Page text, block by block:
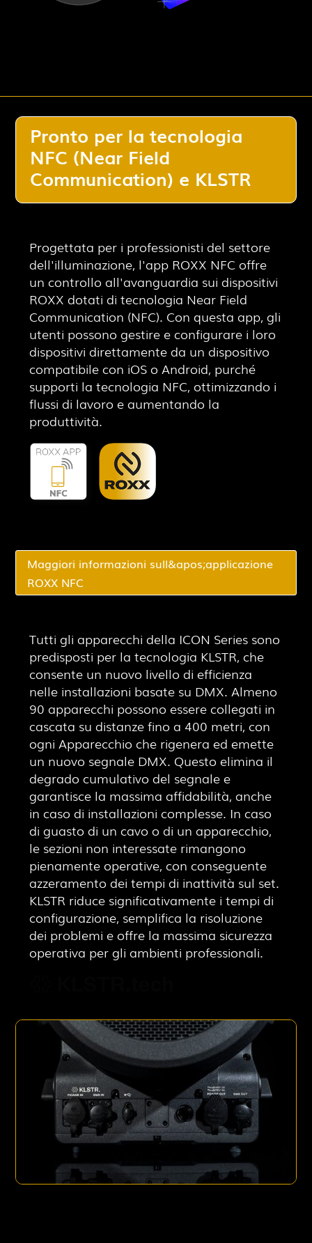
Pronto per la tecnologia
NFC (Near Field
Communication) e KLSTR
Progettata per i professionisti del settore
dell'illuminazione, l'app ROXX NFC offre
un controllo all'avanguardia sui dispositivi
ROXX dotati di tecnologia Near Field
Communication (NFC). Con questa app, gli
utenti possono gestire e configurare i loro
dispositivi direttamente da un dispositivo
compatibile con iOS o Android, purché
supporti la tecnologia NFC, ottimizzando i
flussi di lavoro e aumentando la
produttività.
Maggiori informazioni sull&apos;applicazione
ROXX NFC
Tutti gli apparecchi della ICON Series sono
predisposti per la tecnologia KLSTR, che
consente un nuovo livello di efficienza
nelle installazioni basate su DMX. Almeno
90 apparecchi possono essere collegati in
cascata su distanze fino a 400 metri, con
ogni Apparecchio che rigenera ed emette
un nuovo segnale DMX. Questo elimina il
degrado cumulativo del segnale e
garantisce la massima affidabilità, anche
in caso di installazioni complesse. In caso
di guasto di un cavo o di un apparecchio,
le sezioni non interessate rimangono
pienamente operative, con conseguente
azzeramento dei tempi di inattività sul set.
KLSTR riduce significativamente i tempi di
configurazione, semplifica la risoluzione
dei problemi e offre la massima sicurezza
operativa per gli ambienti professionali.